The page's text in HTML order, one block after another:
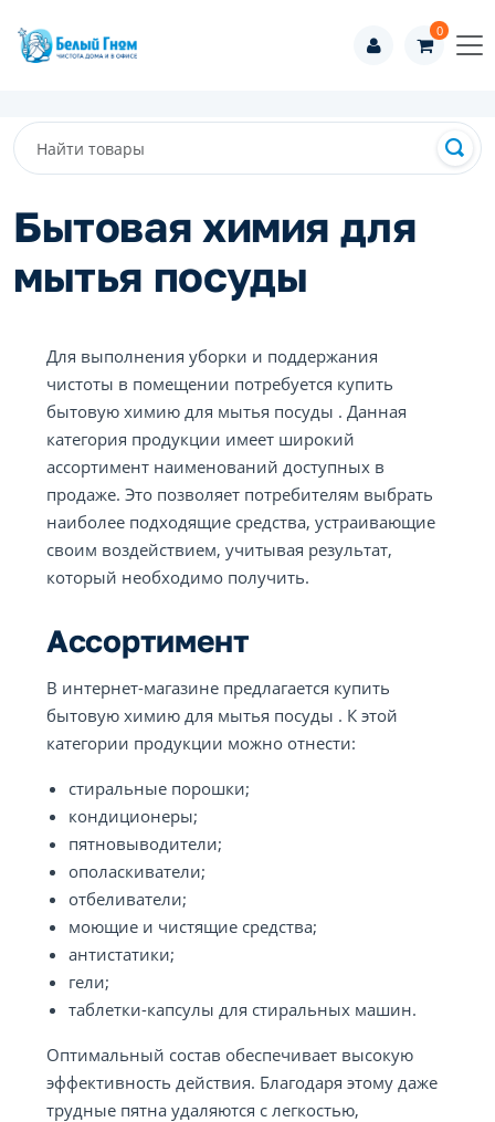
0
Бытовая химия для
мытья посуды
Для выполнения уборки и поддержания
чистоты в помещении потребуется купить
бытовую химию для мытья посуды . Данная
категория продукции имеет широкий
ассортимент наименований доступных в
продаже. Это позволяет потребителям выбрать
наиболее подходящие средства, устраивающие
своим воздействием, учитывая результат,
который необходимо получить.
Ассортимент
В интернет-магазине предлагается купить
бытовую химию для мытья посуды . К этой
категории продукции можно отнести:
стиральные порошки;
кондиционеры;
пятновыводители;
ополаскиватели;
отбеливатели;
моющие и чистящие средства;
антистатики;
гели;
таблетки-капсулы для стиральных машин.
Оптимальный состав обеспечивает высокую
эффективность действия. Благодаря этому даже
трудные пятна удаляются с легкостью,